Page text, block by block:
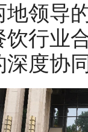
地领导
饮行业
深度协